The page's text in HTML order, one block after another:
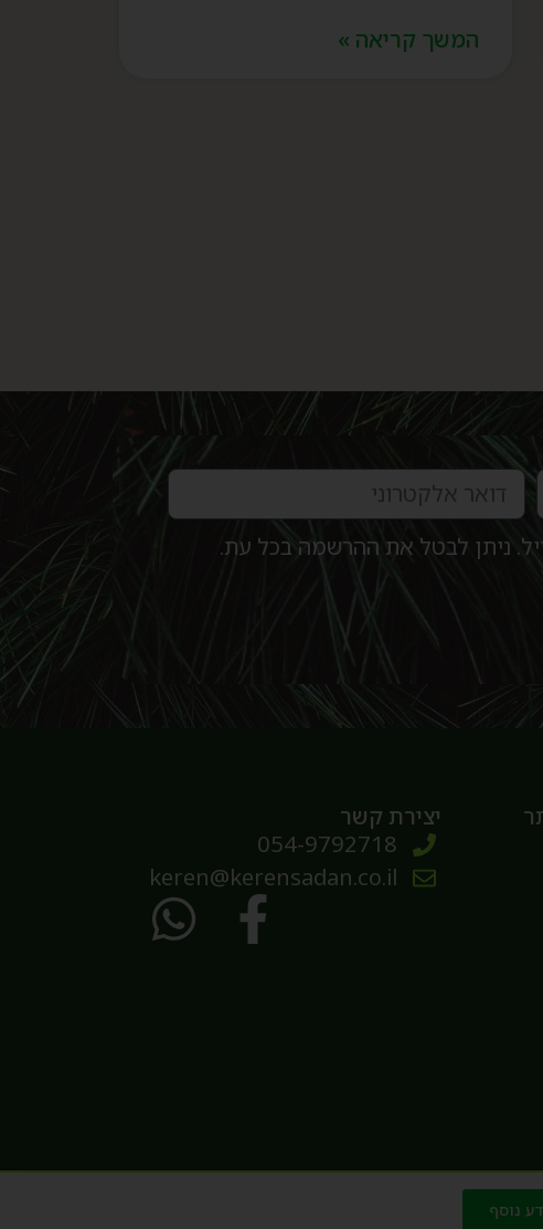
המשך קריאה »
ניתן לבטל את ההרשמה בכל עת.
יצירת קשר
054-9792718
keren@kerensadan.co.il
נוסף